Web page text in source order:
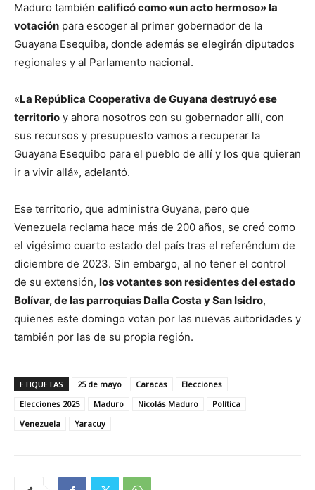
Maduro también calificó como «un acto hermoso» la
votación para escoger al primer gobernador de la
Guayana Esequiba, donde además se elegirán diputados
regionales y al Parlamento nacional.
«La República Cooperativa de Guyana destruyó ese
territorio y ahora nosotros con su gobernador allí, con
sus recursos y presupuesto vamos a recuperar la
Guayana Esequibo para el pueblo de allí y los que quieran
ir a vivir allá», adelantó.
Ese territorio, que administra Guyana, pero que
Venezuela reclama hace más de 200 años, se creó como
el vigésimo cuarto estado del país tras el referéndum de
diciembre de 2023. Sin embargo, al no tener el control
de su extensión, los votantes son residentes del estado
Bolívar, de las parroquias Dalla Costa y San Isidro,
quienes este domingo votan por las nuevas autoridades y
también por las de su propia región.
ETIQUETAS 25 de mayo Caracas
Elecciones
Elecciones 2025
Maduro Nicolás Maduro
Política
Venezuela
Yaracuy